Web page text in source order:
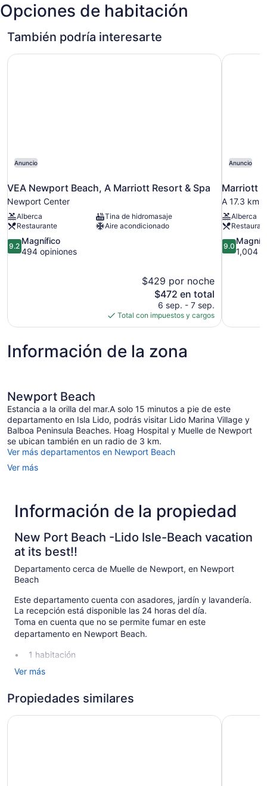
(SNA-
John
Opciones de habitación
También podría interesarte
Anuncio
VEA Newport Beach, A Marriott Resort & Spa
Newport Center
Alberca
Tina de hidromasaje
Restaurante
Aire acondicionado
9.2
de
9.2
Magnífico
494 opiniones
$429 por noche
El
precio
actual
es
$472
$472 en total
6 sep. - 7 sep.
Total con impuestos y cargos
VEA Newport Beach, A Marriott Resort & Spa
Anuncio
Marriott
A 17.3 km
Alberca
9.0
de
9.0
1,004
Marriott
Información de la zona
Newport Beach
Estancia a la orilla del mar.A solo 15 minutos a pie de este
departamento en Isla Lido, podrás visitar Lido Marina Village y
Balboa Peninsula Beaches. Hoag Hospital y Muelle de Newport
se ubican también en un radio de 3 km.
Ver más departamentos en Newport Beach
Ver más
Información de la propiedad
New Port Beach -Lido Isle-Beach vacation
at its best!!
Departamento cerca de Muelle de Newport, en Newport
Beach
Este departamento cuenta con asadores, jardín y lavandería.
La recepción está disponible las 24 horas del día.
Toma en cuenta que no se permite fumar en este
departamento en Newport Beach.
1 habitación
Lavandería
Asador
No se permite fumar en la propiedad
Ver más
Propiedades similares
O'neill I by Avantstay Coastal Paradise Steps FromAmazing